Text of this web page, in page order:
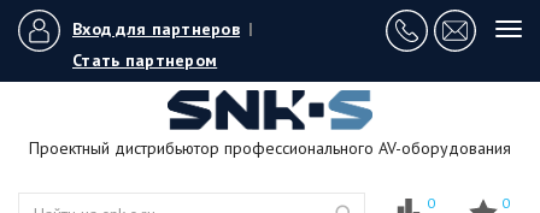
Вход для партнеров |
Стать партнером
Проектный дистрибьютор профессионального AV-оборудования
0 0